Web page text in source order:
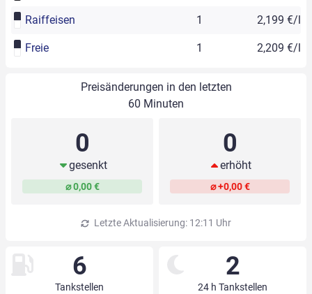
Raiffeisen 1 2,199 €/l
Freie 1 2,209 €/l
Preisänderungen in den letzten
60 Minuten
0
gesenkt
⌀ 0,00 €
0
erhöht
⌀ +0,00 €
Letzte Aktualisierung: 12:11 Uhr
6
Tankstellen
2
24 h Tankstellen